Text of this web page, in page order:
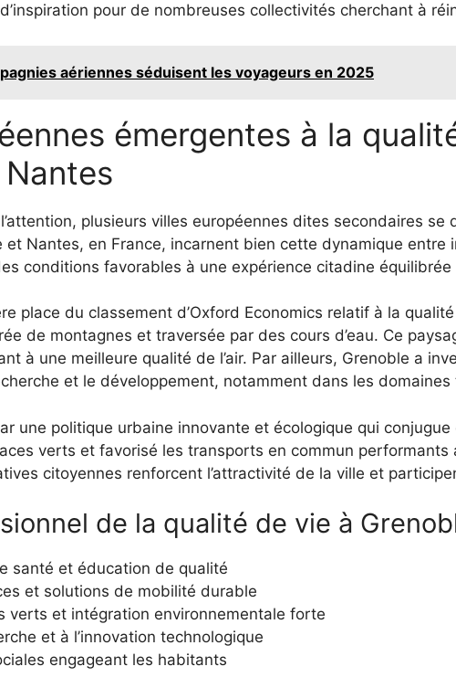
pour de nombreuses collectivités cherchant à
aériennes séduisent les voyageurs en 2025
émergentes à la
plusieurs villes européennes dites secondaires
et Nantes, en France, incarnent bien cette dynamique
conditions favorables à une expérience citadine
place du classement d’Oxford Economics relatif à la
de montagnes et traversée par des cours d’eau. Ce
à une meilleure qualité de l’air. Par ailleurs, Grenoble a
et le développement, notamment dans les domaines
une politique urbaine innovante et écologique qui
verts et favorisé les transports en commun performants
citoyennes renforcent l’attractivité de la ville et
de la qualité de vie à
santé et éducation de qualité
et solutions de mobilité durable
verts et intégration environnementale forte
et à l’innovation technologique
engageant les habitants